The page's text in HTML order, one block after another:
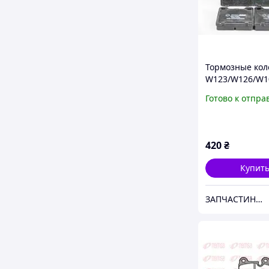
Тормозные
W123/W126/
код: RM1450
Готово к
420₴
ЗАПЧАСТИНА.com